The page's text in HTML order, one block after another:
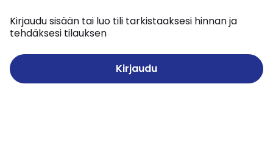
Kirjaudu sisään tai luo tili tarkistaaksesi hinnan ja
tehdäksesi tilauksen
Kirjaudu